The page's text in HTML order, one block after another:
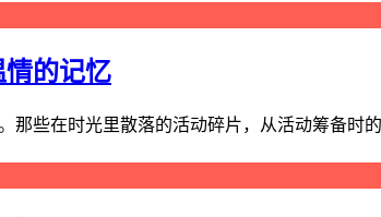
的记忆
些在时光里散落的活动碎片，从活动筹备时